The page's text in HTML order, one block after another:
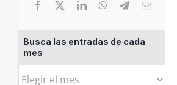
Busca las entradas de cada
mes
Busca